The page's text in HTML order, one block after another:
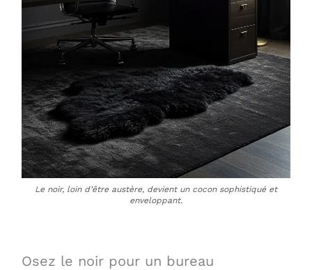
Le noir, loin d’être austère, devient un cocon sophistiqué et
enveloppant.
Osez le noir pour un bureau